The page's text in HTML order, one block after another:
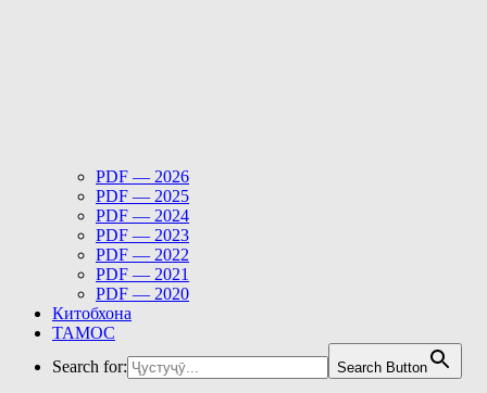
PDF — 2026
PDF — 2025
PDF — 2024
PDF — 2023
PDF — 2022
PDF — 2021
PDF — 2020
Китобхона
ТАМОС
Search for:
Search Button